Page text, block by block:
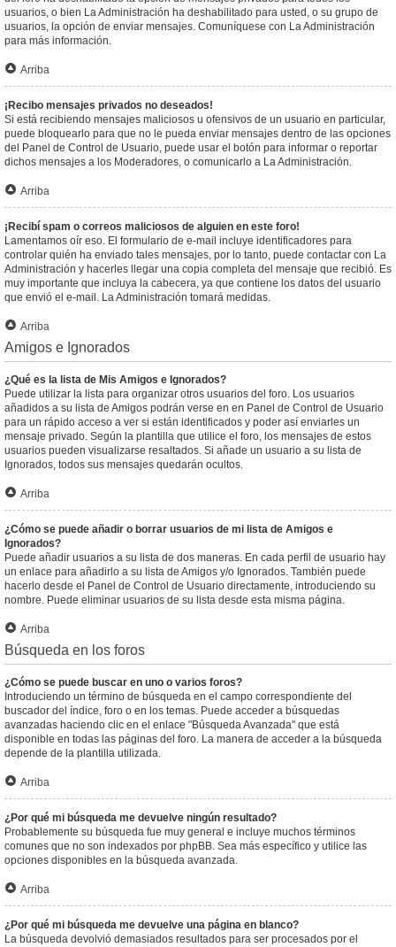
usuarios, o bien La Administración ha deshabilitado para usted, o su grupo de
usuarios, la opción de enviar mensajes. Comuníquese con La Administración
para más información.
Arriba
¡Recibo mensajes privados no deseados!
Si está recibiendo mensajes maliciosos u ofensivos de un usuario en particular,
puede bloquearlo para que no le pueda enviar mensajes dentro de las opciones
del Panel de Control de Usuario, puede usar el botón para informar o reportar
dichos mensajes a los Moderadores, o comunicarlo a La Administración.
Arriba
¡Recibí spam o correos maliciosos de alguien en este foro!
Lamentamos oír eso. El formulario de e-mail incluye identificadores para
controlar quién ha enviado tales mensajes, por lo tanto, puede contactar con La
Administración y hacerles llegar una copia completa del mensaje que recibió. Es
muy importante que incluya la cabecera, ya que contiene los datos del usuario
que envió el e-mail. La Administración tomará medidas.
Arriba
Amigos e Ignorados
¿Qué es la lista de Mis Amigos e Ignorados?
Puede utilizar la lista para organizar otros usuarios del foro. Los usuarios
añadidos a su lista de Amigos podrán verse en en Panel de Control de Usuario
para un rápido acceso a ver si están identificados y poder así enviarles un
mensaje privado. Según la plantilla que utilice el foro, los mensajes de estos
usuarios pueden visualizarse resaltados. Si añade un usuario a su lista de
Ignorados, todos sus mensajes quedarán ocultos.
Arriba
¿Cómo se puede añadir o borrar usuarios de mi lista de Amigos e
Ignorados?
Puede añadir usuarios a su lista de dos maneras. En cada perfil de usuario hay
un enlace para añadirlo a su lista de Amigos y/o Ignorados. También puede
hacerlo desde el Panel de Control de Usuario directamente, introduciendo su
nombre. Puede eliminar usuarios de su lista desde esta misma página.
Arriba
Búsqueda en los foros
¿Cómo se puede buscar en uno o varios foros?
Introduciendo un término de búsqueda en el campo correspondiente del
buscador del índice, foro o en los temas. Puede acceder a búsquedas
avanzadas haciendo clic en el enlace "Búsqueda Avanzada" que está
disponible en todas las páginas del foro. La manera de acceder a la búsqueda
depende de la plantilla utilizada.
Arriba
¿Por qué mi búsqueda me devuelve ningún resultado?
Probablemente su búsqueda fue muy general e incluye muchos términos
comunes que no son indexados por phpBB. Sea más específico y utilice las
opciones disponibles en la búsqueda avanzada.
Arriba
¿Por qué mi búsqueda me devuelve una página en blanco?
La búsqueda devolvió demasiados resultados para ser procesados por el